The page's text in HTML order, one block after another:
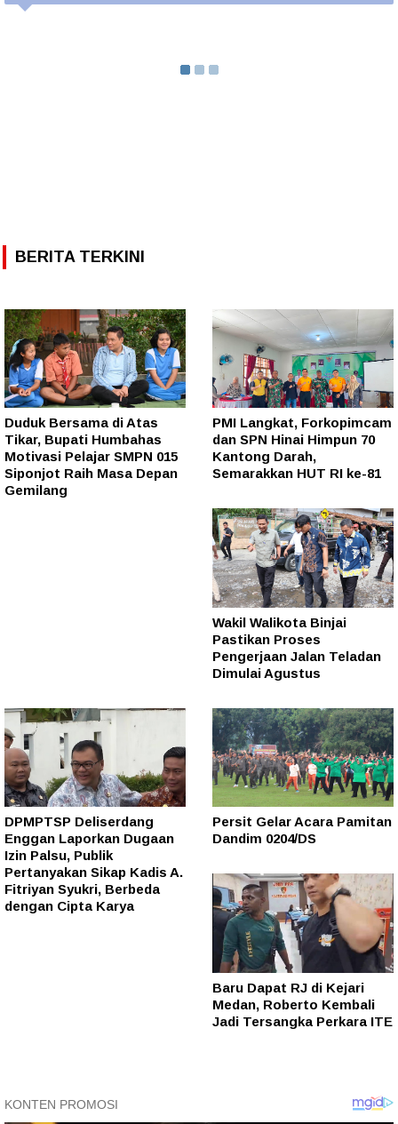
BERITA TERKINI
Duduk Bersama di Atas
Tikar, Bupati Humbahas
Motivasi Pelajar SMPN 015
Siponjot Raih Masa Depan
Gemilang
PMI Langkat, Forkopimcam
dan SPN Hinai Himpun 70
Kantong Darah,
Semarakkan HUT RI ke-81
Wakil Walikota Binjai
Pastikan Proses
Pengerjaan Jalan Teladan
Dimulai Agustus
DPMPTSP Deliserdang
Enggan Laporkan Dugaan
Izin Palsu, Publik
Pertanyakan Sikap Kadis A.
Fitriyan Syukri, Berbeda
dengan Cipta Karya
Persit Gelar Acara Pamitan
Dandim 0204/DS
Baru Dapat RJ di Kejari
Medan, Roberto Kembali
Jadi Tersangka Perkara ITE